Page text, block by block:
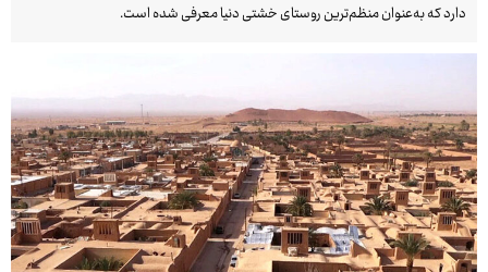
دارد که به‌عنوان منظم‌ترین روستای خشتی دنیا معرفی شده است.